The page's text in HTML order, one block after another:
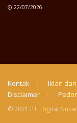
22/07/2026
Kontak Iklan
Disclaimer
© 2021 PT. Digital